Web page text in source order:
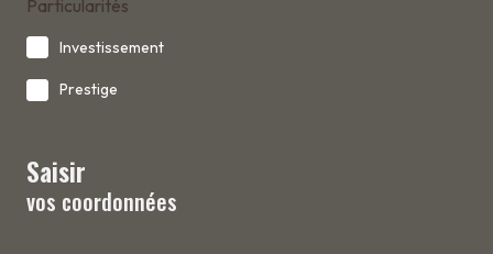
Particularités
Investissement
Prestige
Saisir
vos coordonnées